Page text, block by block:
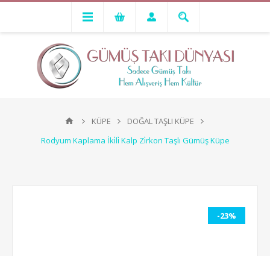
KÜPE
DOĞAL TAŞLI KÜPE
Rodyum Kaplama İki̇li̇ Kalp Zi̇rkon Taşlı Gümüş Küpe
-23%